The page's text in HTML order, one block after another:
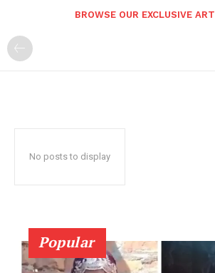
BROWSE OUR EXCLUSIVE
No posts to display
Popular